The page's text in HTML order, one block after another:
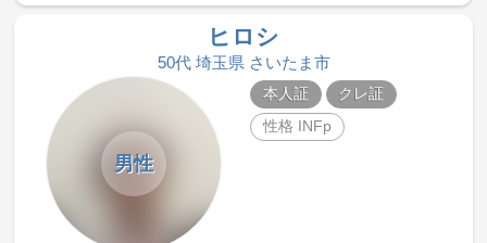
ヒロシ
50代 埼玉県 さいたま市
男性
本人証
クレ証
性格 INFp